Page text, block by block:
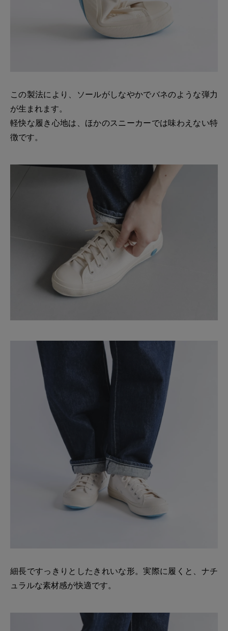
この製法により、ソールがしなやかでバネのような弾力
が生まれます。
軽快な履き心地は、ほかのスニーカーでは味わえない特
徴です。
細長ですっきりとしたきれいな形。実際に履くと、ナチ
ュラルな素材感が快適です。